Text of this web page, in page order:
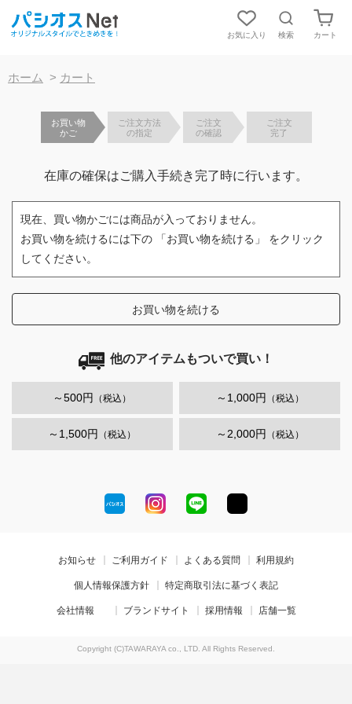
お気に入り 検索 カート
ホーム > カート
お買い物
かご
ご注文方法
の指定
ご注文
の確認
ご注文
完了
在庫の確保はご購入手続き完了時に行います。
現在、買い物かごには商品が入っておりません。
お買い物を続けるには下の 「お買い物を続ける」 をクリック
してください。
お買い物を続ける
他のアイテムもついで買い！
～500円 （税込） ～1,000円 （税込）
～1,500円 （税込） ～2,000円 （税込）
お知らせ ご利用ガイド よくある質問 利用規約
個人情報保護方針 特定商取引法に基づく表記
会社情報 ブランドサイト 採用情報 店舗一覧
Copyright (C)TAWARAYA co., LTD. All Rights Reserved.